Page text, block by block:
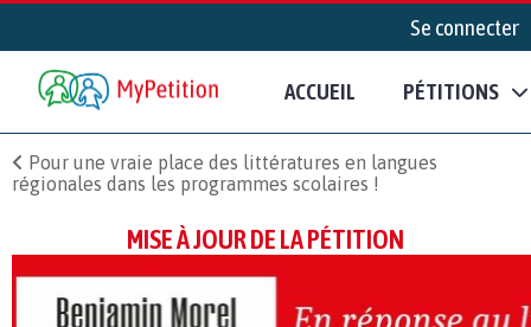
Se connecter
ACCUEIL PÉTITIONS
Pour une vraie place des littératures en langues
régionales dans les programmes scolaires !
MISE À JOUR DE LA PÉTITION